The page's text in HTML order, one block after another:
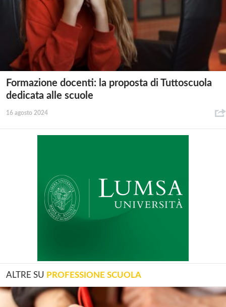
Formazione docenti: la proposta di Tuttoscuola
dedicata alle scuole
16 agosto 2024
ALTRE SU PROFESSIONE SCUOLA